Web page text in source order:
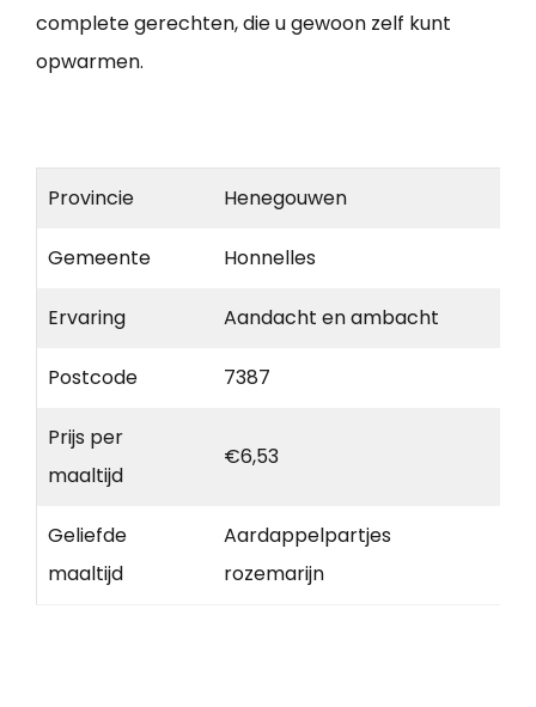
complete gerechten, die u gewoon zelf kunt
opwarmen.
Provincie Henegouwen
Gemeente Honnelles
Ervaring Aandacht en ambacht
Postcode 7387
Prijs per
maaltijd
€6,53
Geliefde
maaltijd
Aardappelpartjes
rozemarijn